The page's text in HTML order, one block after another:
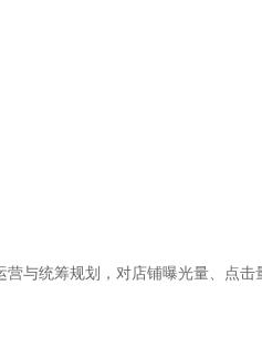
与统筹规划，对店铺曝光量、点